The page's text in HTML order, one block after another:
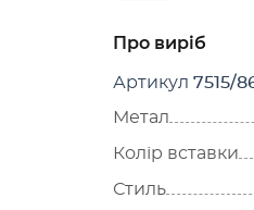
Про виріб
Артикул 7515/
Метал
Колір вставки
Стиль